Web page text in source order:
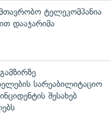
ტელეკომპანია
დააჯარიმა
სარეაბილიტაციო
შესახებ